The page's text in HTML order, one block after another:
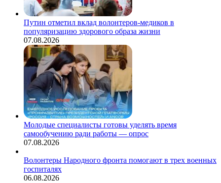
Путин отметил вклад волонтеров-медиков в
популяризацию здорового образа жизни
07.08.2026
Молодые специалисты готовы уделять время
самообучению ради работы — опрос
07.08.2026
Волонтеры Народного фронта помогают в трех военных
госпиталях
06.08.2026